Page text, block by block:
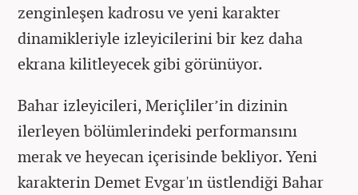
zenginleşen kadrosu ve yeni karakter
dinamikleriyle izleyicilerini bir kez daha
ekrana kilitleyecek gibi görünüyor.
Bahar izleyicileri, Meriçliler’in dizinin
ilerleyen bölümlerindeki performansını
merak ve heyecan içerisinde bekliyor. Yeni
karakterin Demet Evgar'ın üstlendiği Bahar